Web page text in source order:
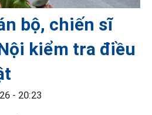
bộ, chiến sĩ
kiểm tra điều
- 20:23